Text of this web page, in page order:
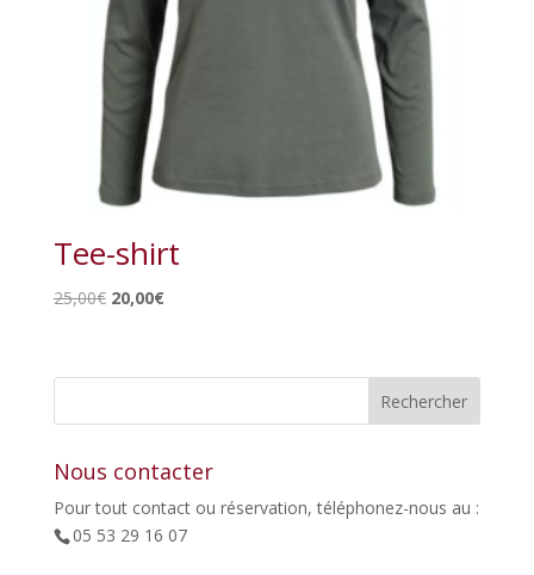
Tee-shirt
25,00€ Le
était :
20,00€Le
est :
Nous contacter
Pour tout contact ou réservation, téléphonez-nous au :
05 53 29 16 07